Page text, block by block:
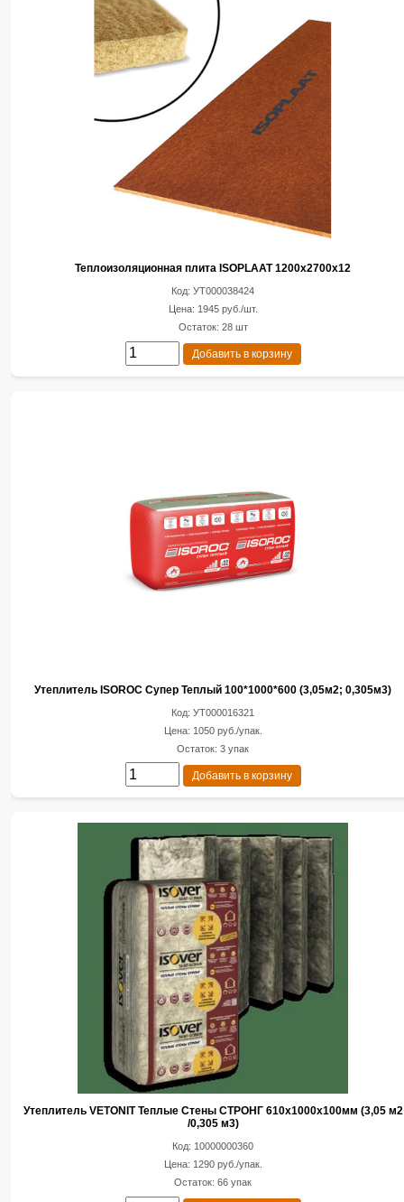
Теплоизоляционная плита ISOPLAAT 1200х2700х12
Код: УТ000038424
Цена: 1945 руб./шт.
Остаток: 28 шт
Добавить в корзину
Утеплитель ISOROC Супер Теплый 100*1000*600 (3,05м2; 0,305м3)
Код: УТ000016321
Цена: 1050 руб./упак.
Остаток: 3 упак
Добавить в корзину
Утеплитель VETONIT Теплые Стены СТРОНГ 610x1000x100мм (3,05 м2
/0,305 м3)
Код: 10000000360
Цена: 1290 руб./упак.
Остаток: 66 упак